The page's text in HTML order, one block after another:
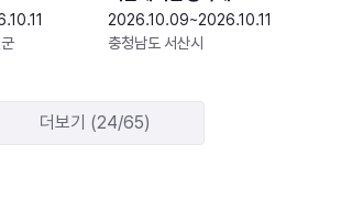
2026.10.09~2026.10.11
충청남도 서산시
더보기 (24/65)